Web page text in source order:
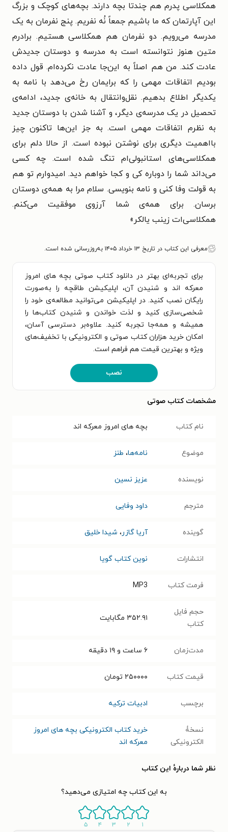
همکلاسی پدرم هم چندتا بچه دارند. بچه‌های کوچک و بزرگ
این آپارتمان که ما باشیم جمعاً نُه نفریم. پنج نفرمان به یک
مدرسه می‌رویم. دو نفرمان هم همکلاسی هستیم. برادرم
متین هنوز نتوانسته است به مدرسه و دوستان جدیدش
عادت کند. من هم اصلاً به این‌جا عادت نکرده‌ام. قول داده
بودیم اتفاقات مهمی را که برایمان رخ می‌دهد با نامه به
یکدیگر اطلاع بدهیم. نقل‌وانتقال به خانه‌ی جدید، ادامه‌ی
تحصیل در یک مدرسه‌ی دیگر، و آشنا شدن با دوستان جدید
به نظرم اتفاقات مهمی است. به جز این‌ها تاکنون چیز
بااهمیت دیگری برای نوشتن نبوده است. از حالا دلم برای
همکلاسی‌های استانبولی‌ام تنگ شده است. چه کسی
می‌داند شما را دوباره کی و کجا خواهم دید. امیدوارم تو هم
به قولت وفا کنی و نامه بنویسی. سلام مرا به همه‌ی دوستان
برسان. برای همه‌ی شما آرزوی موفقیت می‌کنم.
همکلاسی‌ات زینب یالکر»
معرفی این کتاب در تاریخ ۱۳ خرداد ۱۴۰۵ به‌روزرسانی شده است.
برای تجربه‌ای بهتر در دانلود کتاب صوتی بچه‌ های امروز
معرکه‌ اند و شنیدن آن، اپلیکیشن طاقچه را به‌صورت
رایگان نصب کنید. در اپلیکیشن می‌توانید مطالعه‌ی خود را
شخصی‌سازی کنید و لذت خواندن و شنیدن کتاب‌ها را
همیشه و همه‌جا تجربه کنید. علاوه‌بر دسترسی آسان،
امکان خرید هزاران کتاب صوتی و الکترونیکی با تخفیف‌های
ویژه و بهترین قیمت هم فراهم است.
نصب
مشخصات کتاب صوتی
نام کتاب بچه‌ های امروز معرکه‌ اند
موضوع نامه‌ها، طنز
نویسنده عزیز نسین
مترجم داود وفایی
گوینده آریا گازر، شیدا خلیق
انتشارات نوین کتاب گویا
فرمت کتاب MP3
حجم فایل
کتاب
۳۵۲.۹۱ مگابایت
مدت‌زمان ۶ ساعت و ۱۹ دقیقه
قیمت کتاب ۲۵۰۰۰۰ تومان
برچسب ادبیات ترکیه
نسخۀ
الکترونیکی
خرید کتاب الکترونیکی بچه‌ های امروز
معرکه‌ اند
نظر شما دربارهٔ این کتاب
به این کتاب چه امتیازی می‌دهید؟
۱ ۲ ۳ ۴ ۵